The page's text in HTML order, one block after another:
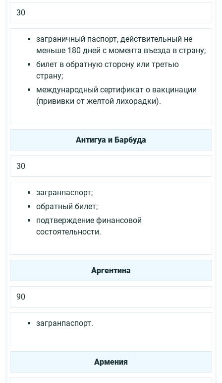
30
заграничный паспорт, действительный не
меньше 180 дней с момента въезда в страну;
билет в обратную сторону или третью
страну;
международный сертификат о вакцинации
(прививки от желтой лихорадки).
Антигуа и Барбуда
30
загранпаспорт;
обратный билет;
подтверждение финансовой
состоятельности.
Аргентина
90
загранпаспорт.
Армения